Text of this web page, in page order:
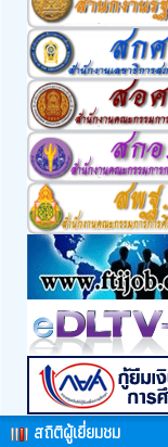
สถิติผู้เยี่ยมชม